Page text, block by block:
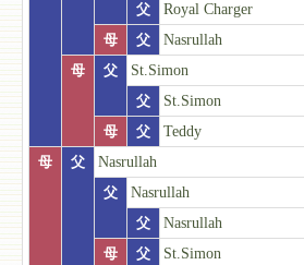
父
Royal Charger
母
父
Nasrullah
母
父
St.Simon
父
St.Simon
母
父
Teddy
母
父
Nasrullah
父
Nasrullah
父
Nasrullah
母
父
St.Simon